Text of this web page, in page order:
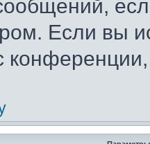
Если вы